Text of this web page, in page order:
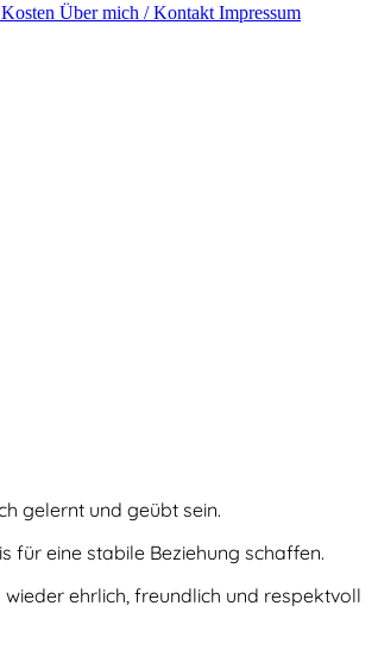
Über mich / Kontakt Impressum
gelernt und geübt sein.
für eine stabile Beziehung schaffen.
ehrlich, freundlich und respektvoll